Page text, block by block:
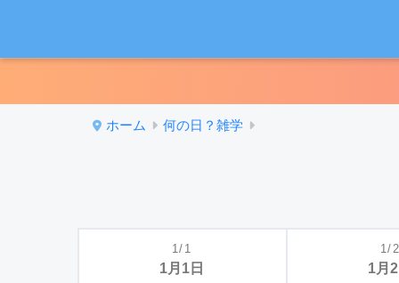
ホーム 何の日？雑学
1/1
1月1日
1/2
1月